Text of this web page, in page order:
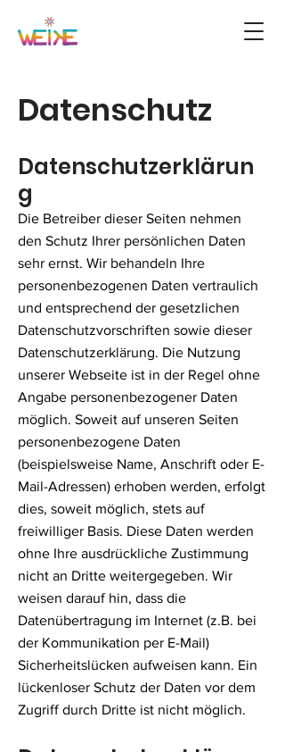
Datenschutz
Datenschutzerklärun
g
Die Betreiber dieser Seiten nehmen
den Schutz Ihrer persönlichen Daten
sehr ernst. Wir behandeln Ihre
personenbezogenen Daten vertraulich
und entsprechend der gesetzlichen
Datenschutzvorschriften sowie dieser
Datenschutzerklärung. Die Nutzung
unserer Webseite ist in der Regel ohne
Angabe personenbezogener Daten
möglich. Soweit auf unseren Seiten
personenbezogene Daten
(beispielsweise Name, Anschrift oder E-
Mail-Adressen) erhoben werden, erfolgt
dies, soweit möglich, stets auf
freiwilliger Basis. Diese Daten werden
ohne Ihre ausdrückliche Zustimmung
nicht an Dritte weitergegeben. Wir
weisen darauf hin, dass die
Datenübertragung im Internet (z.B. bei
der Kommunikation per E-Mail)
Sicherheitslücken aufweisen kann. Ein
lückenloser Schutz der Daten vor dem
Zugriff durch Dritte ist nicht möglich.